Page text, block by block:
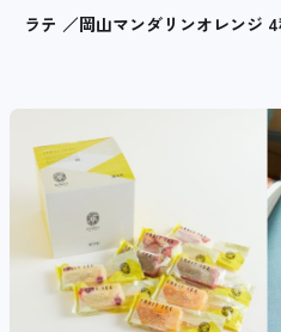
ラテ ／岡山マンダリンオレンジ 4